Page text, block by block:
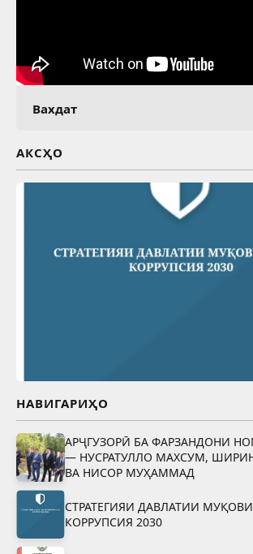
Вахдат
АКСҲО
НАВИГАРИҲО
АРҶГУЗОРӢ БА ФАРЗАНДОНИ
— НУСРАТУЛЛО МАХСУМ,
ВА НИСОР МУҲАММАД
СТРАТЕГИЯИ ДАВЛАТИИ
КОРРУПСИЯ 2030